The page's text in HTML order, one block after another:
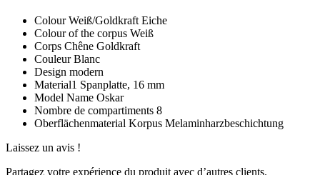
Colour Weiß/Goldkraft Eiche
Colour of the corpus Weiß
Corps Chêne Goldkraft
Couleur Blanc
Design modern
Material1 Spanplatte, 16 mm
Model Name Oskar
Nombre de compartiments 8
Oberflächenmaterial Korpus Melaminharzbeschichtung
Laissez un avis !
Partagez votre expérience du produit avec d’autres clients.